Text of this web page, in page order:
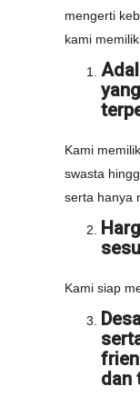
mengerti
kami
Kami
swasta
serta hanya
Kami siap
dan